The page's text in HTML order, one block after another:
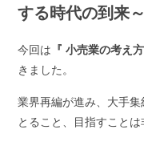
する時代の到来～
今回は 『 小売業の考え方
きました。
業界再編が進み、大手
とること、目指すことは